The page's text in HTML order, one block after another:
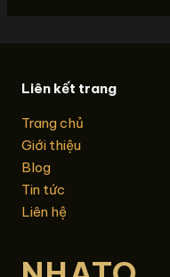
Liên kết trang
Trang chủ
Giới thiệu
Blog
Tin tức
Liên hệ